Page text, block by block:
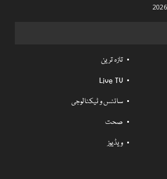
تازہ ترین
Live TV
سائنس و ٹیکنالوجی
صحت
ویڈیوز